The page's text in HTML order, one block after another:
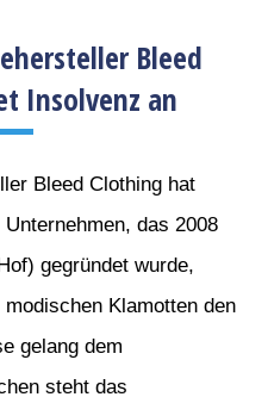
Bleed
Insolvenz an
Bleed Clothing hat
das 2008
gegründet wurde,
Klamotten den
gelang dem
steht das